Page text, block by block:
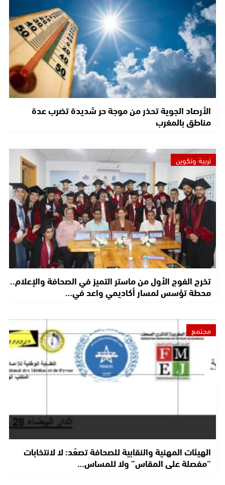
الأرصاد الجوية تحذر من موجة حر شديدة تضرب عدة
مناطق بالمغرب
تربية وتكوين
تخرج الفوج الأول من ماستر التميز في الصحافة والإعلام..
محطة تؤسس لمسار أكاديمي واعد في…
مجتمع
الهيئات المهنية والنقابية للصحافة تصعّد: لا لانتخابات
“مفصلة على المقاس” ولا للمساس…